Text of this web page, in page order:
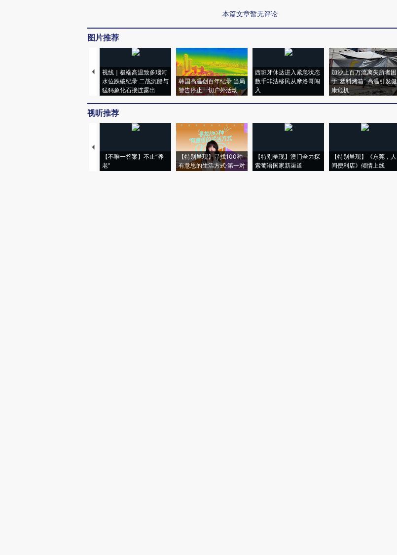
本篇文章暂无评论
图片推荐
视线｜极端高温致多瑙河
水位跌破纪录 二战沉船与
猛犸象化石接连露出
韩国高温创百年纪录 当局
警告停止一切户外活动
西班牙休达进入紧急状态
数千非法移民从摩洛哥闯
入
加沙上百万流离失所者困
于“塑料烤箱” 高温引发健
康危机
视听推荐
【不唯一答案】不止“养
老”
【特别呈现】寻找100种
有意思的生活方式·第一对
【特别呈现】澳门全力探
索葡语国家新渠道
【特别呈现】《东莞，人
间便利店》倾情上线